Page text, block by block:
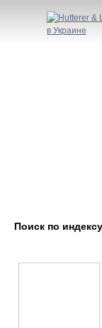
Поиск по